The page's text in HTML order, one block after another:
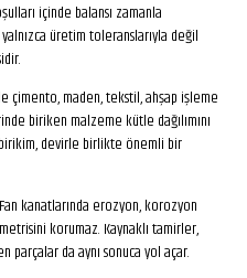
içinde balansı zamanla
üretim toleranslarıyla değil
çimento, maden, tekstil, ahşap işleme
biriken malzeme kütle dağılımını
devirle birlikte önemli bir
kanatlarında erozyon, korozyon
korumaz. Kaynaklı tamirler,
da aynı sonuca yol açar.